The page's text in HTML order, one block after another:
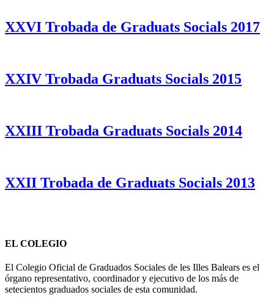
XXVI Trobada de Graduats Socials 2017
XXIV Trobada Graduats Socials 2015
XXIII Trobada Graduats Socials 2014
XXII Trobada de Graduats Socials 2013
EL COLEGIO
El Colegio Oficial de Graduados Sociales de les Illes Balears es el
órgano representativo, coordinador y ejecutivo de los más de
setecientos graduados sociales de esta comunidad.